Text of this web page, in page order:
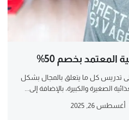
المعتمد بخصم 50%
على تدريس كل ما يتعلق بالمجال بشكل
الصغيرة والكبيرة، بالإضافة إلى...
أغسطس 26, 2025